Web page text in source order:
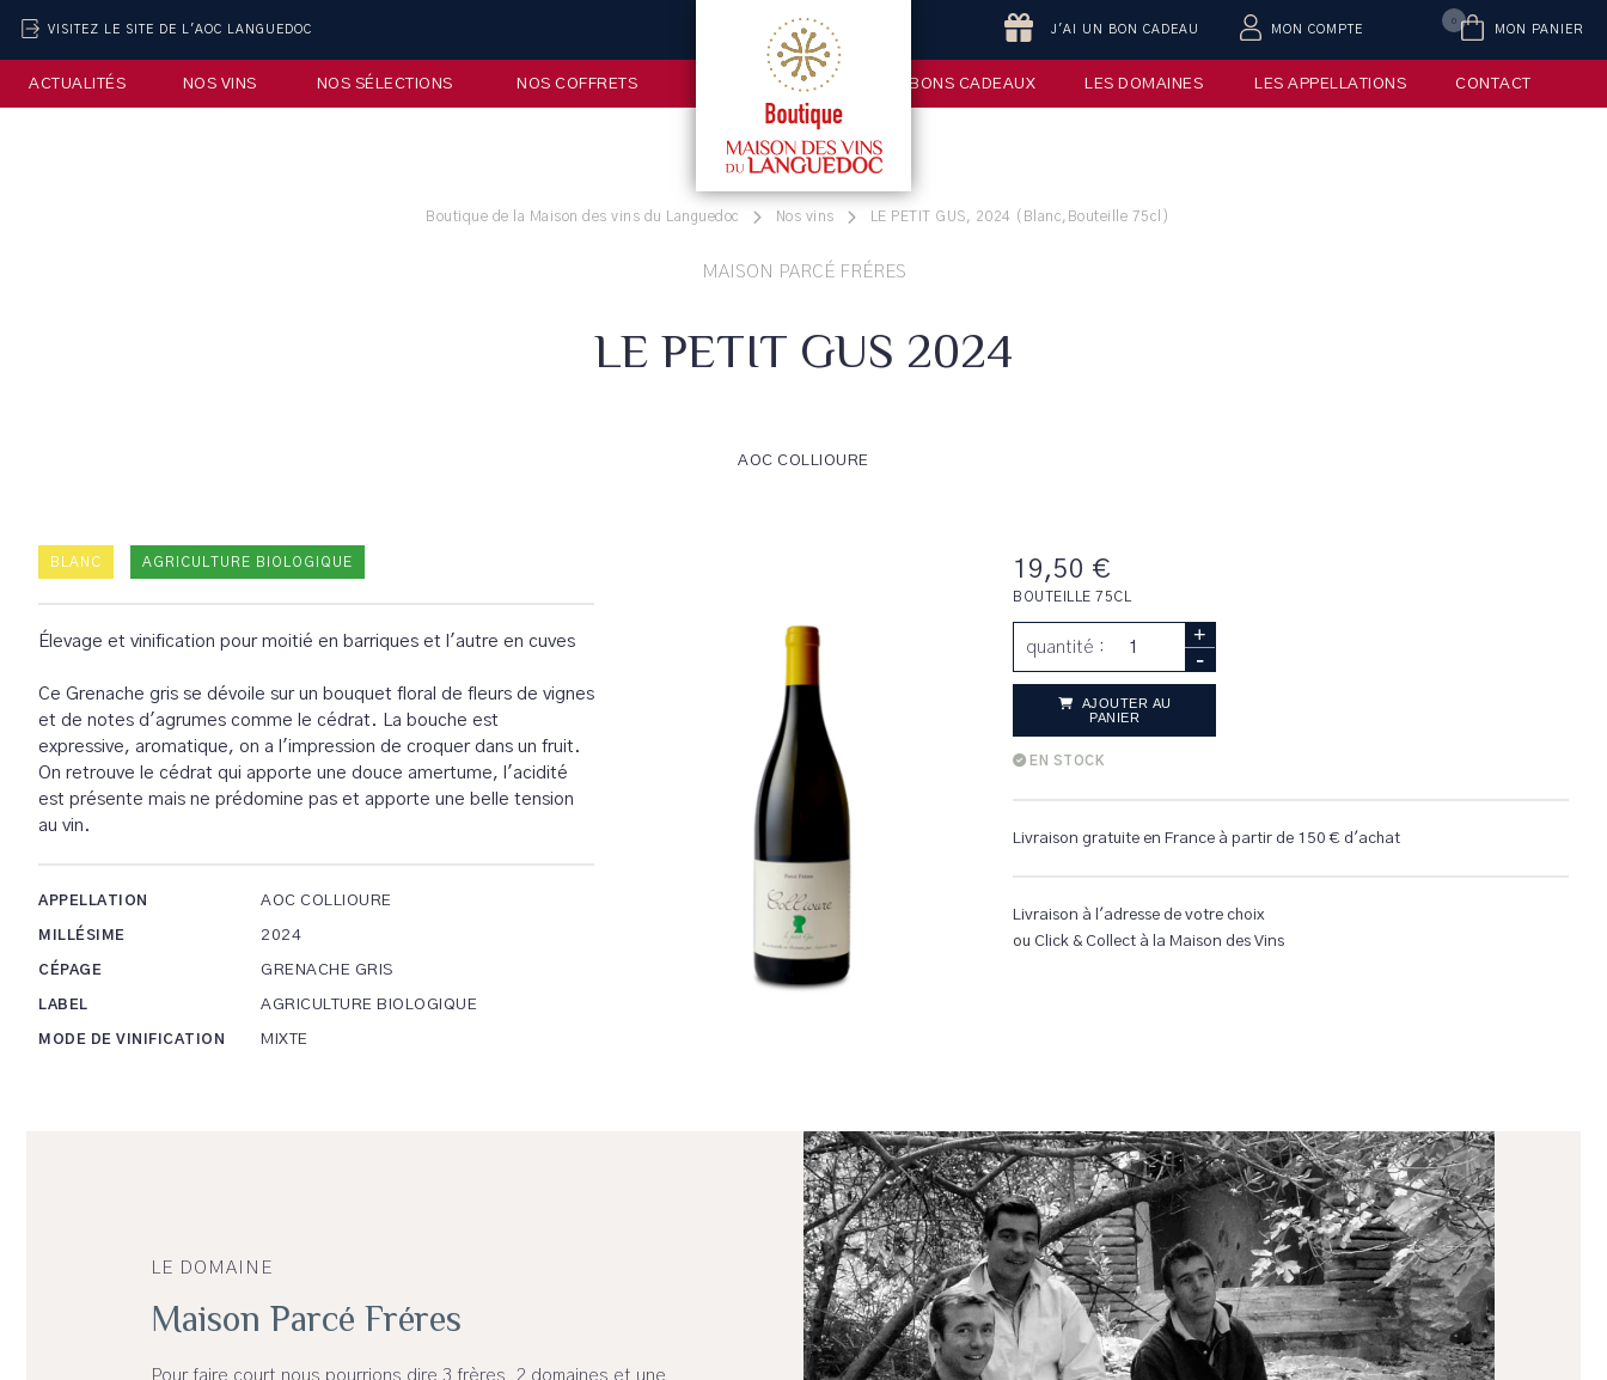
VISITEZ LE SITE DE L'AOC LANGUEDOC J'AI UN BON CADEAU MON COMPTE MON PANIER
0
ACTUALITÉS NOS VINS NOS SÉLECTIONS NOS COFFRETS BONS CADEAUX LES DOMAINES LES APPELLATIONS CONTACT
Boutique de la Maison des vins du Languedoc Nos vins LE PETIT GUS, 2024 (Blanc,Bouteille 75cl)
MAISON PARCÉ FRÉRES
LE PETIT GUS 2024
AOC COLLIOURE
BLANC AGRICULTURE BIOLOGIQUE
Élevage et vinification pour moitié en barriques et l'autre en cuves
Ce Grenache gris se dévoile sur un bouquet floral de fleurs de vignes
et de notes d'agrumes comme le cédrat. La bouche est
expressive, aromatique, on a l'impression de croquer dans un fruit.
On retrouve le cédrat qui apporte une douce amertume, l'acidité
est présente mais ne prédomine pas et apporte une belle tension
au vin.
APPELLATION AOC COLLIOURE
MILLÉSIME 2024
CÉPAGE GRENACHE GRIS
LABEL AGRICULTURE BIOLOGIQUE
MODE DE VINIFICATION MIXTE
19,50 €
BOUTEILLE 75CL
quantité : +
-
AJOUTER AU
PANIER
EN STOCK
Livraison gratuite en France à partir de 150 € d'achat
Livraison à l'adresse de votre choix
ou Click & Collect à la Maison des Vins
LE DOMAINE
Maison Parcé Fréres
Pour faire court nous pourrions dire 3 frères, 2 domaines et une